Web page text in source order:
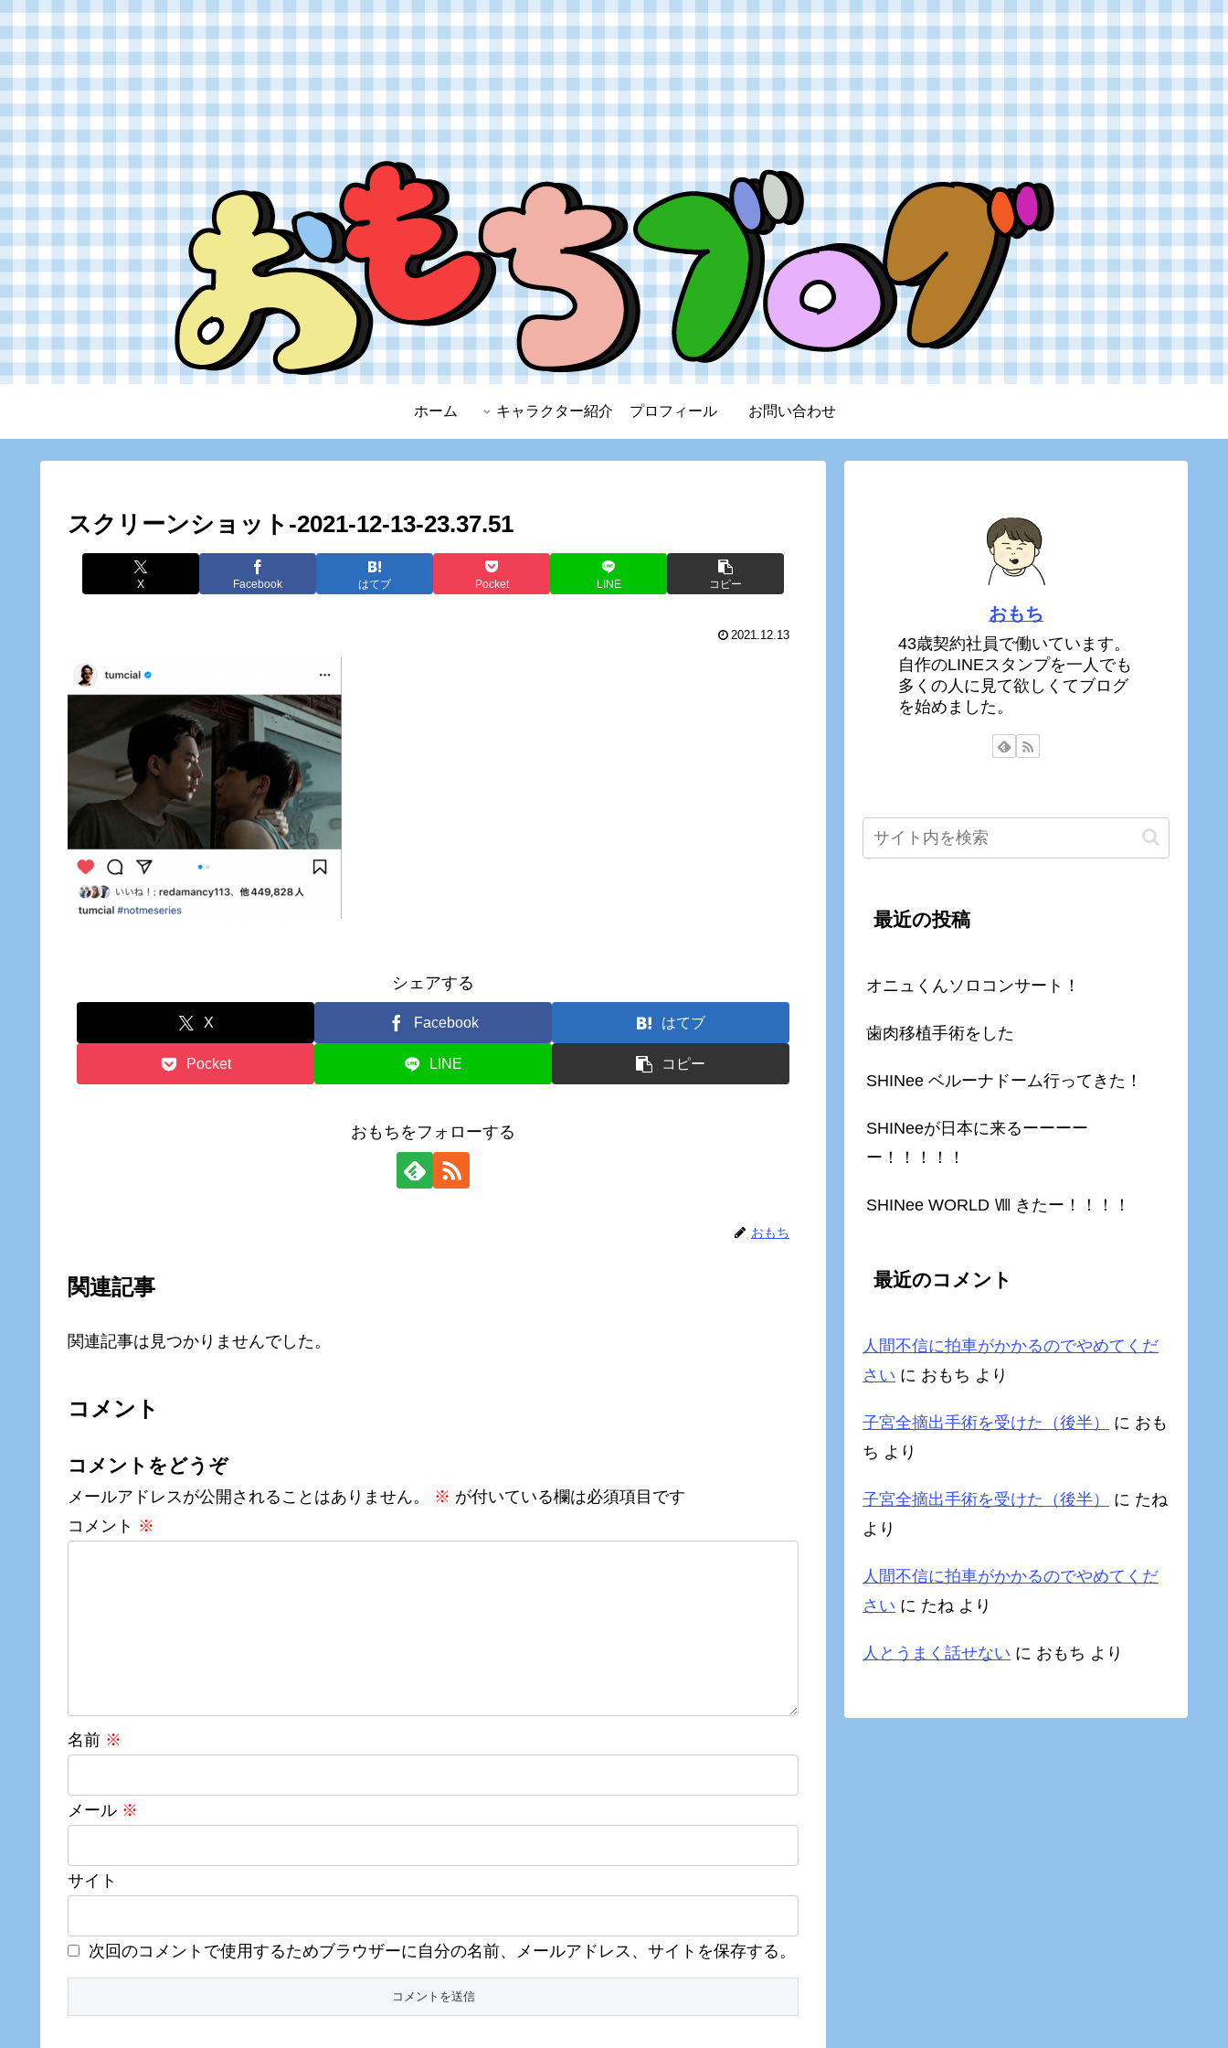
ホーム キャラクター紹介 プロフィール お問い合わせ
スクリーンショット-2021-12-13-23.37.51
X Facebook はてブ Pocket LINE コピー
2021.12.13
シェアする
X Facebook はてブ
Pocket LINE コピー
おもちをフォローする
おもち
関連記事
関連記事は見つかりませんでした。
コメント
コメントをどうぞ
メールアドレスが公開されることはありません。 ※ が付いている欄は必須項目です
コメント ※
名前 ※
メール ※
サイト
次回のコメントで使用するためブラウザーに自分の名前、メールアドレス、サイトを保存する。
おもち
43歳契約社員で働いています。
自作のLINEスタンプを一人でも
多くの人に見て欲しくてブログ
を始めました。
最近の投稿
オニュくんソロコンサート！
歯肉移植手術をした
SHINee ベルーナドーム行ってきた！
SHINeeが日本に来るーーーー
ー！！！！！
SHINee WORLD Ⅷ きたー！！！！
最近のコメント
人間不信に拍車がかかるのでやめてくだ
さい に おもち より
子宮全摘出手術を受けた（後半） に おも
ち より
子宮全摘出手術を受けた（後半） に たね
より
人間不信に拍車がかかるのでやめてくだ
さい に たね より
人とうまく話せない に おもち より